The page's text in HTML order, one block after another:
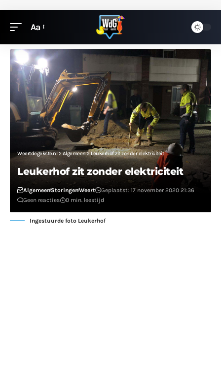
Aa
Weertdegekste.nl>Algemeen>Leukerhof zit zonder elektriciteit
Leukerhof zit zonder elektriciteit
AlgemeenStoringenWeert
Geplaatst: 17 november 2020 21:36
Geen reacties
0 min. leestijd
Ingestuurde foto Leukerhof